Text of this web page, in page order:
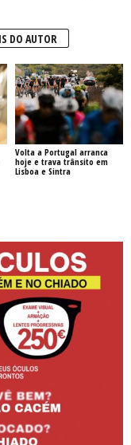
DO AUTOR
Volta a Portugal arranca
hoje e trava trânsito em
Lisboa e Sintra